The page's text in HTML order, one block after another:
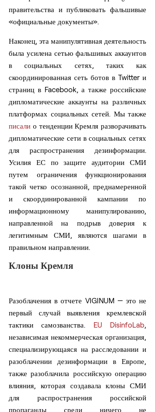
правительства и публиковать фальшивые
«официальные документы».
Наконец, эта манипулятивная деятельность
была усилена сетью фальшивых аккаунтов
в социальных сетях, таких как
скоординированная сеть ботов в Twitter и
страниц в Facebook, а также российские
дипломатические аккаунты на различных
писали о тенденции Кремля разворачивать
дипломатические сети в социальных сетях
для распространения дезинформации.
Усилия ЕС по защите аудитории СМИ
путем ограничения функционирования
такой четко осознанной, преднамеренной
и скоординированной кампании по
информационному манипулированию,
направленной на подрыв доверия к
легитимным СМИ, являются шагами в
правильном направлении.
Клоны Кремля
Разоблачения в отчете VIGINUM — это не
первый случай выявления кремлевской
тактики самозванства. EU DisinfoLab,
независимая некоммерческая организация,
специализирующаяся на расследовании и
разоблачении дезинформации в Европе,
также разоблачила российскую операцию
влияния, которая создавала клоны СМИ
для распространения российской
пропаганды среди ничего не